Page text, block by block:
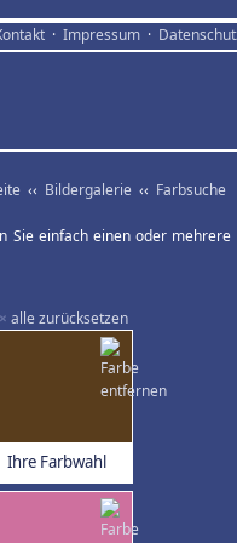
· Impressum ·
‹‹ Bildergalerie ‹‹ Farbsuche
Sie einfach einen oder mehrere
× alle zurücksetzen
Ihre Farbwahl